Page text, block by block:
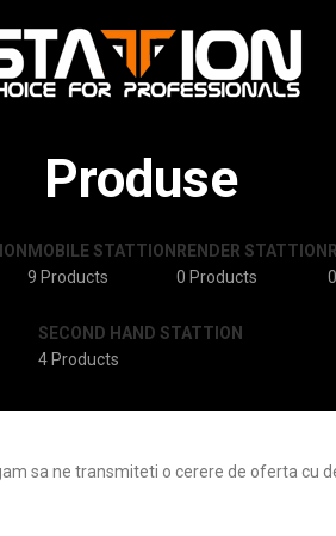
Produse
MOBILE STATTION
9 Products
RENDER STATTION
0 Products
SECOND HAND STATTION
4 Products
sa ne transmiteti o cerere de oferta cu